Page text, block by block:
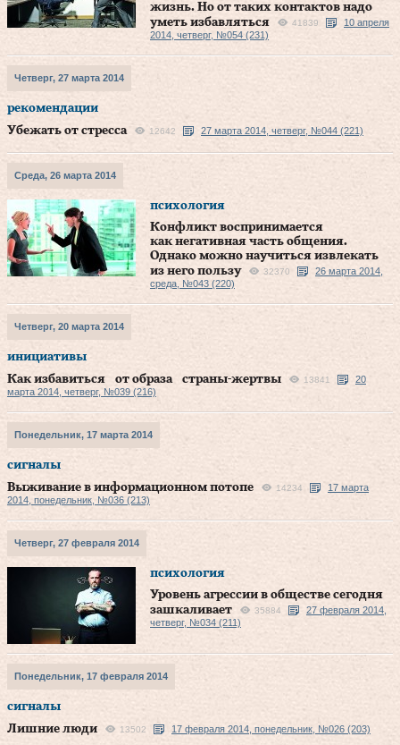
жизнь. Но от таких контактов надо
уметь избавляться
41839
10 апреля
2014, четверг, №054 (231)
Четверг, 27 марта 2014
рекомендации
Убежать от стресса
12642 27 марта 2014, четверг, №044 (221)
Среда, 26 марта 2014
психология
Конфликт воспринимается
как негативная часть общения.
Однако можно научиться извлекать
из него пользу
32370
26 марта 2014,
среда, №043 (220)
Четверг, 20 марта 2014
инициативы
Как избавиться от образа страны-жертвы
13841
20
марта 2014, четверг, №039 (216)
Понедельник, 17 марта 2014
сигналы
Выживание в информационном потопе
14234
17 марта
2014, понедельник, №036 (213)
Четверг, 27 февраля 2014
психология
Уровень агрессии в обществе сегодня
зашкаливает
35884
27 февраля 2014,
четверг, №034 (211)
Понедельник, 17 февраля 2014
сигналы
Лишние люди
13502 17 февраля 2014, понедельник, №026 (203)